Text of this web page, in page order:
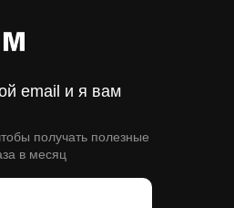
email и я вам
получать полезные
в месяц